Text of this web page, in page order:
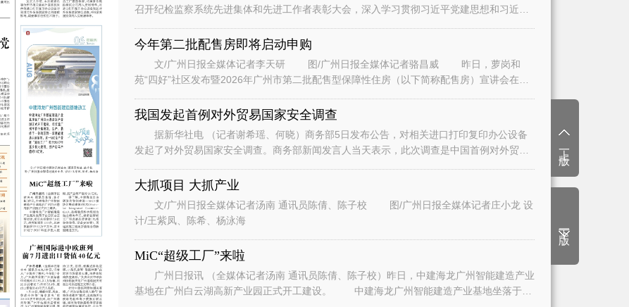
召开纪检监察系统先进集体和先进工作者表彰大会，深入学习贯彻习近平党建思想和习近平
今年第二批配售房即将启动申购
文/广州日报全媒体记者李天研 图/广州日报全媒体记者骆昌威 昨日，萝岗和
苑“四好”社区发布暨2026年广州市第二批配售型保障性住房（以下简称配售房）宣讲会在广
我国发起首例对外贸易国家安全调查
据新华社电 （记者谢希瑶、何晓）商务部5日发布公告，对相关进口打印复印办公设备
发起了对外贸易国家安全调查。商务部新闻发言人当天表示，此次调查是中国首例对外贸易
大抓项目 大抓产业
文/广州日报全媒体记者汤南 通讯员陈倩、陈子校 图/广州日报全媒体记者庄小龙 设
计/王紫凤、陈希、杨泳海
MiC“超级工厂”来啦
广州日报讯 （全媒体记者汤南 通讯员陈倩、陈子校）昨日，中建海龙广州智能建造产业
基地在广州白云湖高新产业园正式开工建设。 中建海龙广州智能建造产业基地坐落于白